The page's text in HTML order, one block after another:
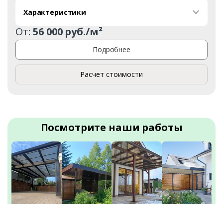
Посмотрите наши работы
Характеристики
От:56 000 руб./м²
Подробнее
Расчет стоимости